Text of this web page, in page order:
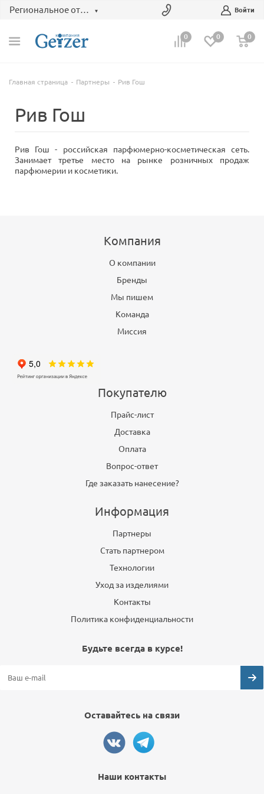
Региональное отделение Войти
0 0 0
Главная страница Партнеры Рив Гош
Рив Гош
Рив Гош - российская парфюмерно-косметическая сеть.
Занимает третье место на рынке розничных продаж
парфюмерии и косметики.
Компания
О компании
Бренды
Мы пишем
Команда
Миссия
Покупателю
Прайс-лист
Доставка
Оплата
Вопрос-ответ
Где заказать нанесение?
Информация
Партнеры
Стать партнером
Технологии
Уход за изделиями
Контакты
Политика конфиденциальности
Будьте всегда в курсе!
Оставайтесь на связи
Наши контакты